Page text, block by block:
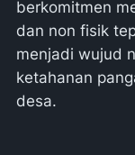
berkomitmen
dan non fisik
menjadi wujud
ketahanan
desa.